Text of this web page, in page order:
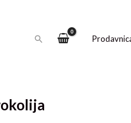
Pretraga